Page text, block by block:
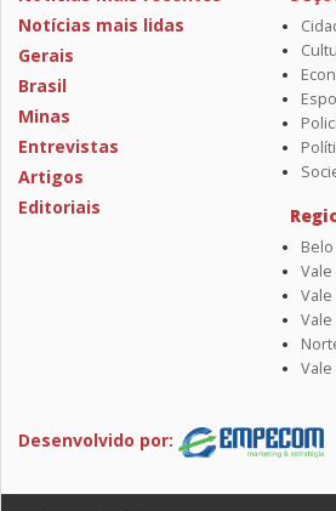
Notícias mais lidas
Gerais
Brasil
Minas
Entrevistas
Artigos
Editoriais
Vale
Vale
Desenvolvido por: